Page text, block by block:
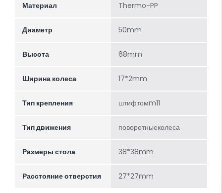
Материал Thermo-PP
Диаметр 50mm
Высота 68mm
Ширина колеса 17*2mm
Тип крепления штифтомm11
Тип движения поворотныеколеса
Размеры стола 38*38mm
Расстояние отверстия 27*27mm